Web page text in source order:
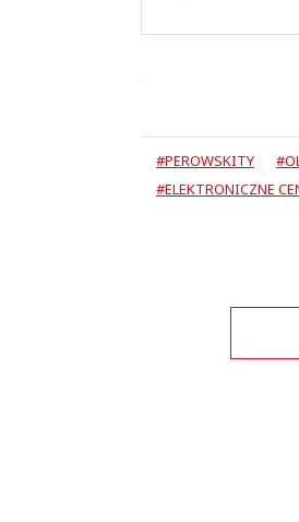
#PEROWSKITY
#ELEKTRONICZNE